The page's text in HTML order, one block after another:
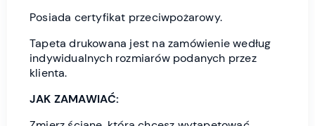
Posiada certyfikat przeciwpożarowy.
Tapeta drukowana jest na zamówienie według
indywidualnych rozmiarów podanych przez
klienta.
JAK ZAMAWIAĆ: